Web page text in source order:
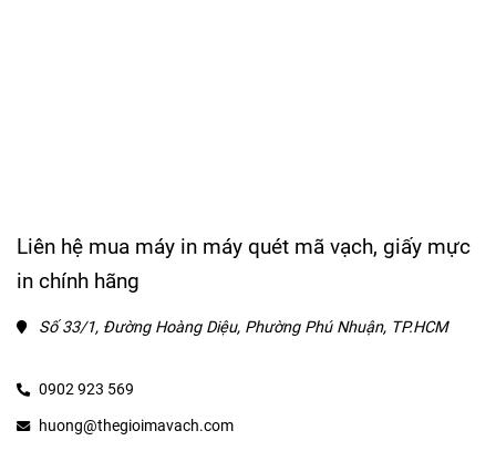
Liên hệ mua máy in máy quét mã vạch, giấy mực
in chính hãng
Số 33/1, Đường Hoàng Diệu, Phường Phú Nhuận, TP.HCM
0902 923 569
huong@thegioimavach.com